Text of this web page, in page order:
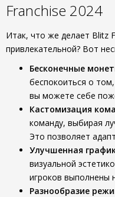
Franchise 2024
Итак, что же делает Blitz
привлекательной? Вот
Бесконечные
беспокоиться о
вы можете себе
Кастомизация
команду, выбирая
Это позволяет
Улучшенная
визуальной
игроков выполнены
Разнообразие